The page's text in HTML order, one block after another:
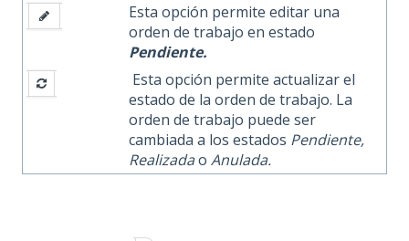
Esta opción permite editar una
orden de trabajo en estado
Pendiente.
Esta opción permite actualizar el
estado de la orden de trabajo. La
orden de trabajo puede ser
cambiada a los estados Pendiente,
Realizadao Anulada.